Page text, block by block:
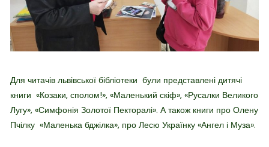
Для читачів львівської бібліотеки були представлені дитячі
книги «Козаки, сполом!», «Маленький скіф», «Русалки Великого
Лугу», «Симфонія Золотої Пекторалі». А також книги про Олену
Пчілку «Маленька бджілка», про Лесю Українку «Ангел і Муза».